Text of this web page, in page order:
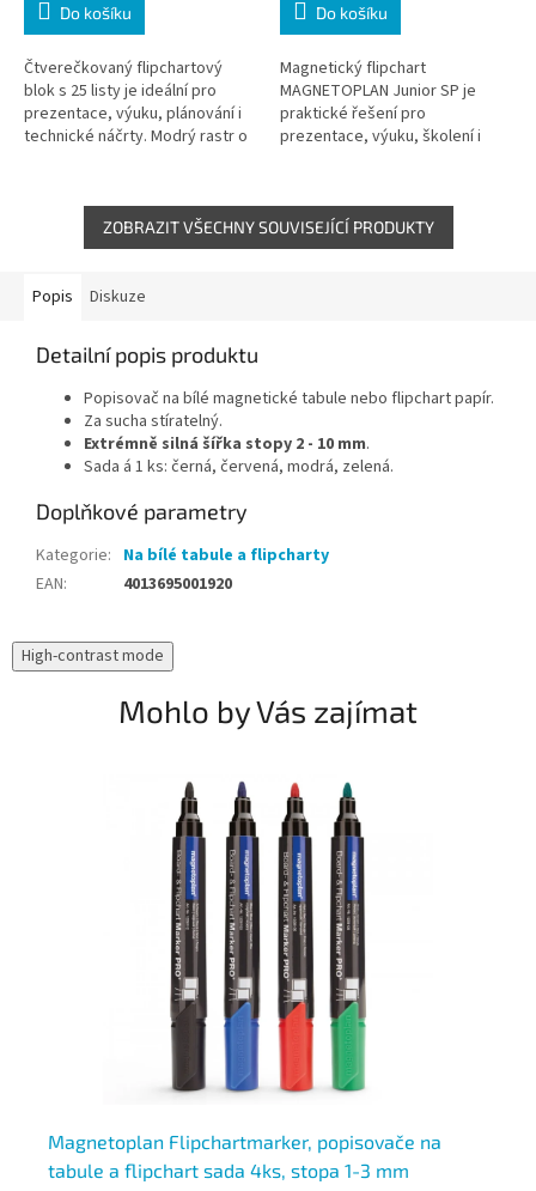
Do košíku
Čtverečkovaný flipchartový
blok s 25 listy je ideální pro
prezentace, výuku, plánování i
technické náčrty. Modrý rastr o
Do košíku
Magnetický flipchart
MAGNETOPLAN Junior SP je
praktické řešení pro
prezentace, výuku, školení i
70 × 100 cm, rychlosvorku pro...
ZOBRAZIT VŠECHNY SOUVISEJÍCÍ PRODUKTY
Popis Diskuze
Detailní popis produktu
Popisovač na bílé magnetické tabule nebo flipchart papír.
Za sucha stíratelný.
Extrémně silná šířka stopy 2 - 10 mm.
Sada á 1 ks: černá, červená, modrá, zelená.
Doplňkové parametry
Kategorie: Na bílé tabule a flipcharty
EAN: 4013695001920
High-contrast mode
Mohlo by Vás zajímat
Magnetoplan Flipchartmarker, popisovače na
tabule a flipchart sada 4ks, stopa 1-3 mm